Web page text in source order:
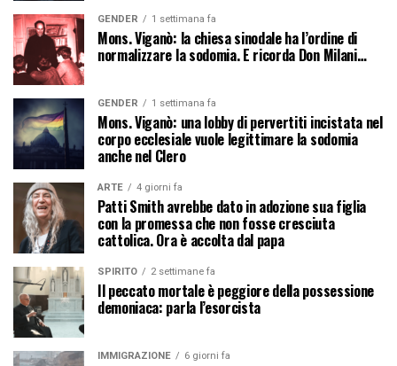
GENDER 1 settimana fa
Mons. Viganò: la chiesa sinodale ha l’ordine di
normalizzare la sodomia. E ricorda Don Milani…
GENDER 1 settimana fa
Mons. Viganò: una lobby di pervertiti incistata nel
corpo ecclesiale vuole legittimare la sodomia
anche nel Clero
ARTE 4 giorni fa
Patti Smith avrebbe dato in adozione sua figlia
con la promessa che non fosse cresciuta
cattolica. Ora è accolta dal papa
SPIRITO 2 settimane fa
Il peccato mortale è peggiore della possessione
demoniaca: parla l’esorcista
IMMIGRAZIONE 6 giorni fa